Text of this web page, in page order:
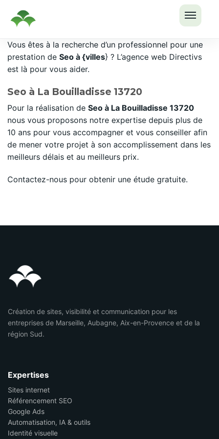
LE
Passer
au
contenu
Vous êtes à la recherche d’un professionnel pour une
prestation de Seo à {villes} ? L’agence web Directivs
est là pour vous aider.
Seo à La Bouilladisse 13720
Pour la réalisation de Seo à La Bouilladisse 13720
nous vous proposons notre expertise depuis plus de
10 ans pour vous accompagner et vous conseiller afin
de mener votre projet à son accomplissement dans les
meilleurs délais et au meilleurs prix.
Contactez-nous pour obtenir une étude gratuite.
Création de sites, visibilité et communication pour les
entreprises de Marseille, Aubagne, Aix-en-Provence et de la
région Sud.
Expertises
Sites internet
Référencement SEO
Google Ads
Automatisation, IA & outils
Identité visuelle